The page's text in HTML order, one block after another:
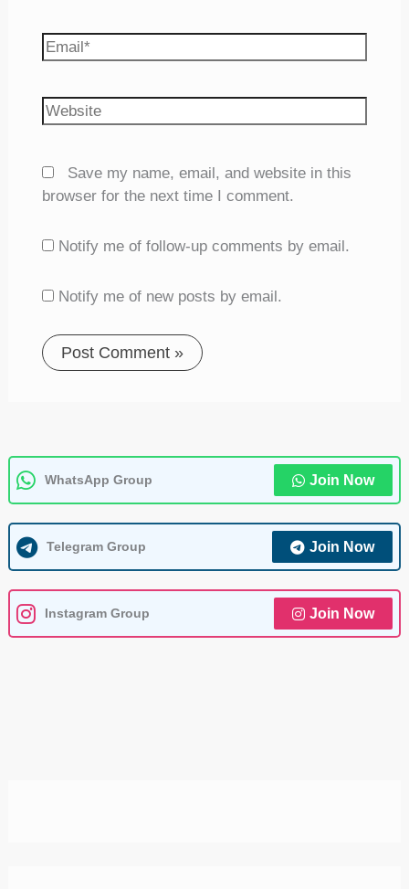
Email*
Website
Save my name, email, and website in this
browser for the next time I comment.
Notify me of follow-up comments by email.
Notify me of new posts by email.
WhatsApp Group Join Now
Telegram Group Join Now
Instagram Group Join Now